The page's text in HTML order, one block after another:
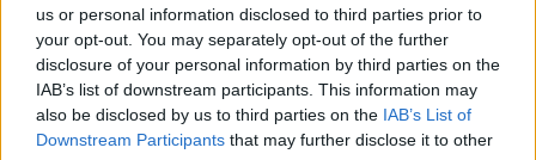
us or personal information disclosed to third parties prior to
your opt-out. You may separately opt-out of the further
disclosure of your personal information by third parties on the
IAB’s list of downstream participants. This information may
also be disclosed by us to third parties on the IAB’s List of
Downstream Participants that may further disclose it to other
AUTORE
viceadmin